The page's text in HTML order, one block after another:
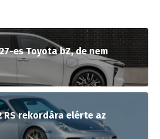
es Toyota bZ, de nem
RS rekordára elérte az